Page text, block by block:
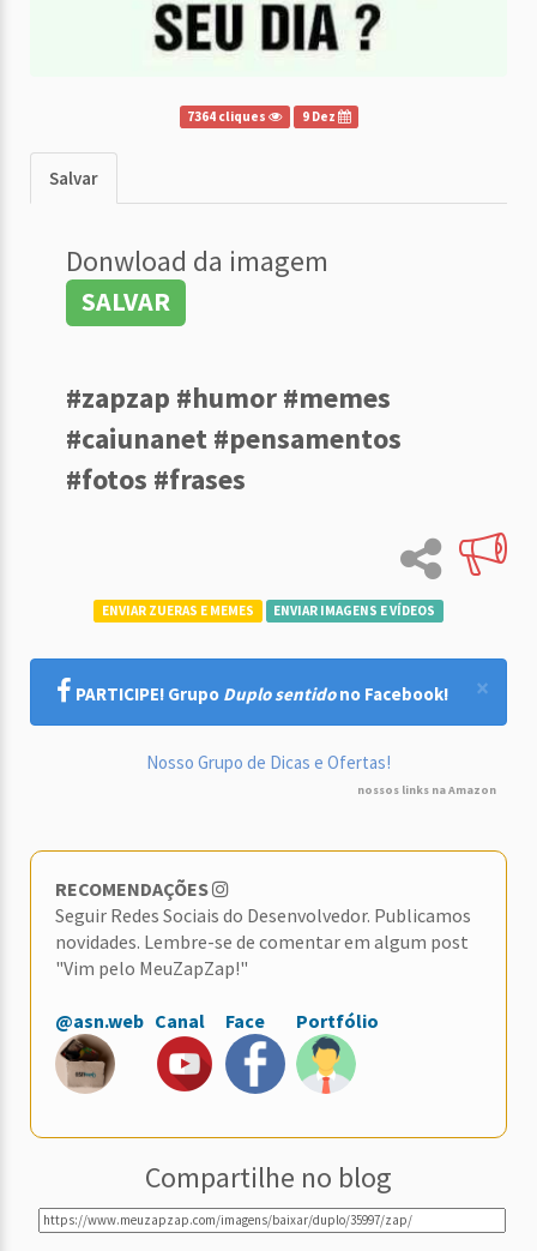
7364 cliques 9 Dez
Salvar
Donwload da imagem
SALVAR
#zapzap #humor #memes
#caiunanet #pensamentos
#fotos #frases
ENVIAR ZUERAS E MEMES ENVIAR IMAGENS E VÍDEOS
×
PARTICIPE! Grupo Duplo sentidono Facebook!
Nosso Grupo de Dicas e Ofertas!
nossos links na Amazon
RECOMENDAÇÕES
Seguir Redes Sociais do Desenvolvedor. Publicamos
novidades. Lembre-se de comentar em algum post
"Vim pelo MeuZapZap!"
@asn.web Canal Face Portfólio
Compartilhe no blog